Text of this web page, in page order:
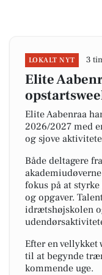
LOKALT NYT 3
Elite
Elite Aabenraa
2026/2027 med
og sjove
Både deltagere
fokus på at
og opgaver.
idrætshøjskolen
Efter en vellykket
til at begynde
kommende uge.